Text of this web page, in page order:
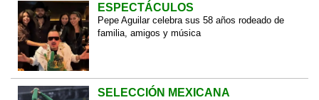
ESPECTÁCULOS
Pepe Aguilar celebra sus 58 años rodeado de
familia, amigos y música
SELECCIÓN MEXICANA